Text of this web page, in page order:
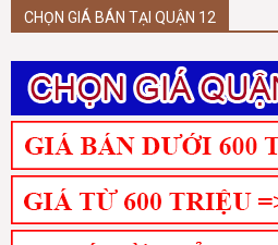
CHỌN GIÁ BÁN TẠI QUẬN 12